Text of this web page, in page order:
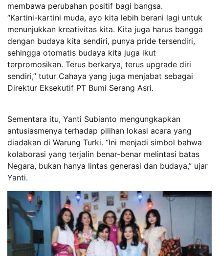
membawa perubahan positif bagi bangsa.
“Kartini-kartini muda, ayo kita lebih berani lagi untuk
menunjukkan kreativitas kita. Kita juga harus bangga
dengan budaya kita sendiri, punya pride tersendiri,
sehingga otomatis budaya kita juga ikut
terpromosikan. Terus berkarya, terus upgrade diri
sendiri,” tutur Cahaya yang juga menjabat sebagai
Direktur Eksekutif PT Bumi Serang Asri.
Sementara itu, Yanti Subianto mengungkapkan
antusiasmenya terhadap pilihan lokasi acara yang
diadakan di Warung Turki. “Ini menjadi simbol bahwa
kolaborasi yang terjalin benar-benar melintasi batas
Negara, bukan hanya lintas generasi dan budaya,” ujar
Yanti.